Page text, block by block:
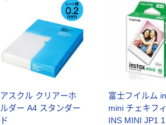
アスクル クリアーホ
ルダー A4 スタンダー
ド
富士フイルム
mini チェキフ
INS MINI JP1 1